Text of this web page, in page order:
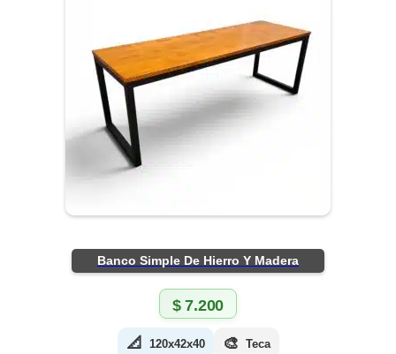
Banco Simple De Hierro Y Madera
$7.200
📐 120x42x40 🎨 Teca